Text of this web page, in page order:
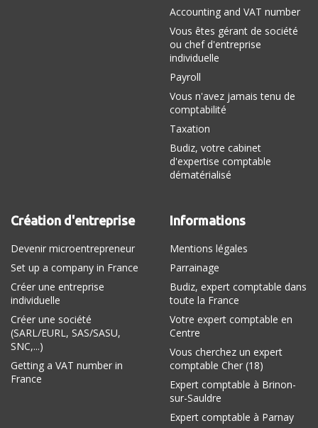
Accounting and VAT number
Vous êtes gérant de société
ou chef d'entreprise
individuelle
Payroll
Vous n'avez jamais tenu de
comptabilité
Taxation
Budiz, votre cabinet
d'expertise comptable
dématérialisé
Création d'entreprise
Devenir microentrepreneur
Set up a company in France
Créer une entreprise
individuelle
Créer une société
(SARL/EURL, SAS/SASU,
SNC,...)
Getting a VAT number in
France
Informations
Mentions légales
Parrainage
Budiz, expert comptable dans
toute la France
Votre expert comptable en
Centre
Vous cherchez un expert
comptable Cher (18)
Expert comptable à Brinon-
sur-Sauldre
Expert comptable à Parnay